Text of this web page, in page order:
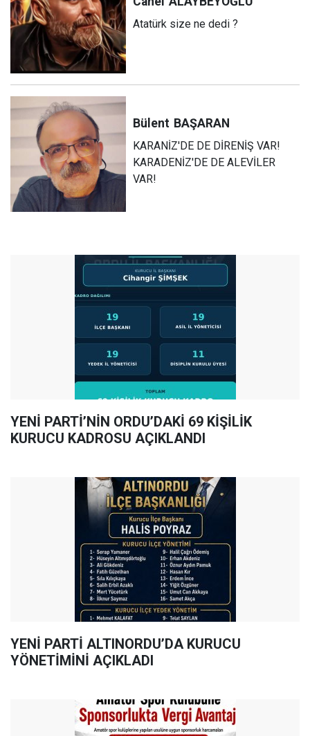
Atatürk size ne dedi ?
Bülent BAŞARAN
KARANİZ'DE DE DİRENİŞ VAR!
KARADENİZ'DE DE ALEVİLER
VAR!
YENİ PARTİ’NİN ORDU’DAKİ 69 KİŞİLİK
KURUCU KADROSU AÇIKLANDI
YENİ PARTİ ALTINORDU’DA KURUCU
YÖNETİMİNİ AÇIKLADI